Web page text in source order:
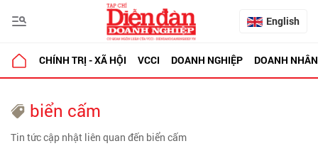
English
CHÍNH TRỊ - XÃ HỘI VCCI DOANH NGHIỆP DOANH NHÂN
biển cấm
Tin tức cập nhật liên quan đến biển cấm